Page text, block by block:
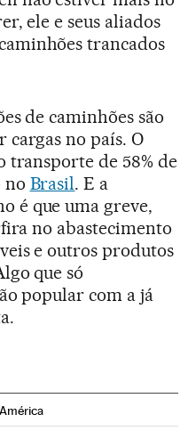
ele e seus aliados
trancados
de caminhões são
no país. O
transporte de 58% de
no Brasil. E a
é que uma greve,
no abastecimento
e outros produtos
que só
popular com a já